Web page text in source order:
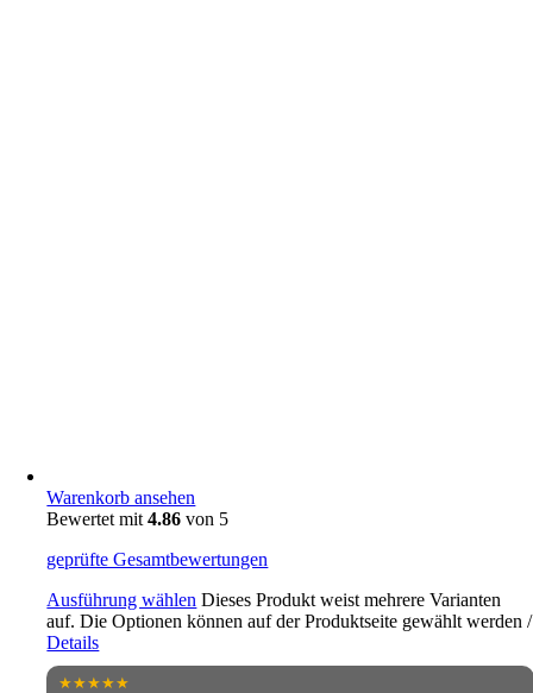
Warenkorb ansehen
Bewertet mit4.86 von 5
geprüfte Gesamtbewertungen
Ausführung wählen Dieses Produkt weist mehrere Varianten
auf. Die Optionen können auf der Produktseite gewählt werden/
Details
★★★★★